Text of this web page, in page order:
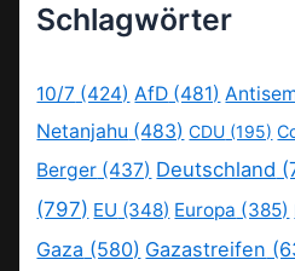
Schlagwörter
10/7 (424) AfD (481)
Netanjahu (483) CDU (195)
Berger (437) Deutschland
(797) EU (348) Europa (385)
Gaza (580) Gazastreifen